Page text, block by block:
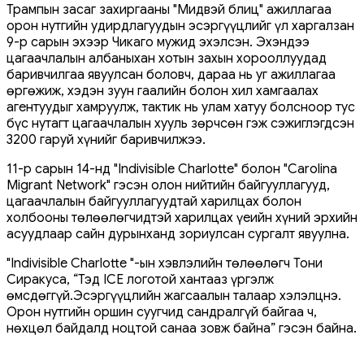
Трампын засаг захиргааны "Мидвэй блиц" ажиллагаа
орон нутгийн удирдлагуудын эсэргүүцлийг үл харгалзан
9-р сарын эхээр Чикаго мужид эхэлсэн. Эхэндээ
цагаачлалын албаныхан хотын захын хорооллуудад
баривчилгаа явуулсан боловч, дараа нь уг ажиллагаа
өргөжиж, хэдэн зуун гаалийн болон хил хамгаалах
агентуудыг хамруулж, тактик нь улам хатуу болсноор тус
бүс нутагт цагаачлалын хууль зөрчсөн гэж сэжиглэгдсэн
3200 гаруй хүнийг баривчилжээ.
11-р сарын 14-нд "Indivisible Charlotte" болон "Carolina
Migrant Network" гэсэн олон нийтийн байгууллагууд,
цагаачлалын байгууллагуудтай харилцах болон
холбооны төлөөлөгчидтэй харилцах үеийн хүний ​​эрхийн
асуудлаар сайн дурынханд зориулсан сургалт явуулна.
"Indivisible Charlotte "-ын хэвлэлийн төлөөлөгч Тони
Сиракуса, “Тэд ICE логотой хантааз үргэлж
өмсдөггүй.Эсэргүүцлийн жагсаалын талаар хэлэлцнэ.
Орон нутгийн оршин суугчид сандралгүй байгаа ч,
нөхцөл байдалд ноцтой санаа зовж байна” гэсэн байна.